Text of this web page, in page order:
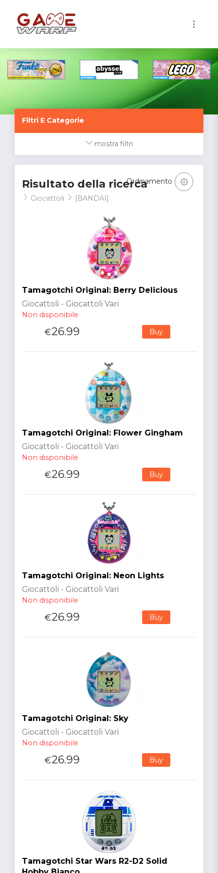
Filtri E Categorie
mostra filtri
Risultato della ricerca
Giocattoli [BANDAI]
Ordinamento
Tamagotchi Original: Berry Delicious
Giocattoli - Giocattoli Vari
Non disponibile
€26.99 Buy
Tamagotchi Original: Flower Gingham
Giocattoli - Giocattoli Vari
Non disponibile
€26.99 Buy
Tamagotchi Original: Neon Lights
Giocattoli - Giocattoli Vari
Non disponibile
€26.99 Buy
Tamagotchi Original: Sky
Giocattoli - Giocattoli Vari
Non disponibile
€26.99 Buy
Tamagotchi Star Wars R2-D2 Solid